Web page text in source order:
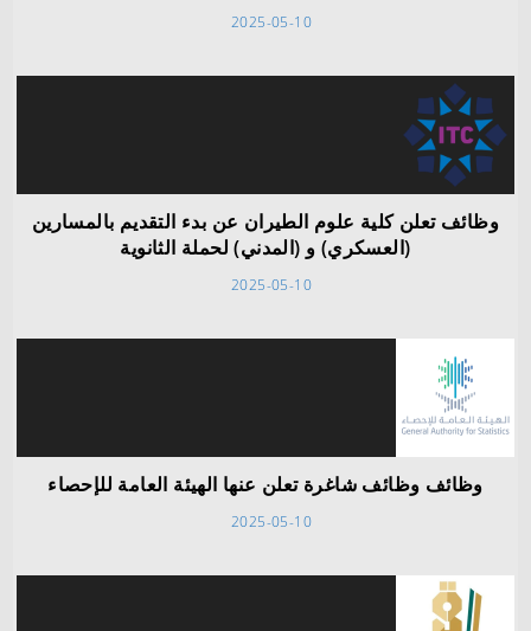
2025-05-10
وظائف تعلن كلية علوم الطيران عن بدء التقديم بالمسارين
(العسكري) و (المدني) لحملة الثانوية
2025-05-10
وظائف وظائف شاغرة تعلن عنها الهيئة العامة للإحصاء
2025-05-10